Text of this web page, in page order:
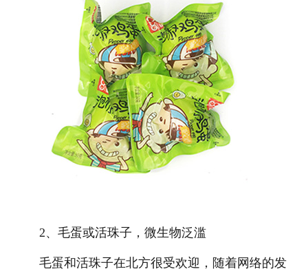
2、毛蛋或活珠子，微生物泛滥
毛蛋和活珠子在北方很受欢迎，随着网络的发